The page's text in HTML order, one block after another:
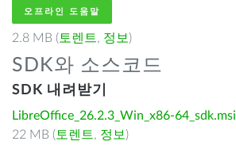
오프라인 도움말
2.8 MB ( 토렌트, 정보 )
SDK와 소스코드
SDK 내려받기
LibreOffice_26.2.3_Win_x86-64_sdk.msi
22 MB ( 토렌트, 정보 )